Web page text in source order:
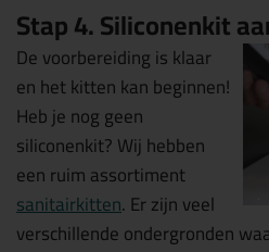
Stap 4. Siliconenkit
De voorbereiding is klaar
en het kitten kan beginnen!
Heb je nog geen
siliconenkit? Wij hebben
een ruim assortiment
sanitairkitten. Er zijn veel
verschillende ondergronden